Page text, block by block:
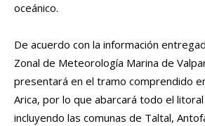
oceánico.
De acuerdo con la información
Zonal de Meteorología Marina de
presentará en el tramo comprendido
Arica, por lo que abarcará todo el
incluyendo las comunas de Taltal,